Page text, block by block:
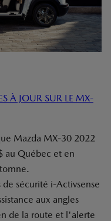
À JOUR SUR LE MX-
Mazda MX-30 2022
au Québec et en
de sécurité i-Activsense
aux angles
de la route et l'alerte